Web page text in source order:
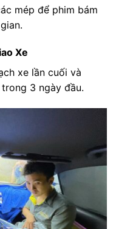
mép để phim bám
Xe
xe lần cuối và
3 ngày đầu.